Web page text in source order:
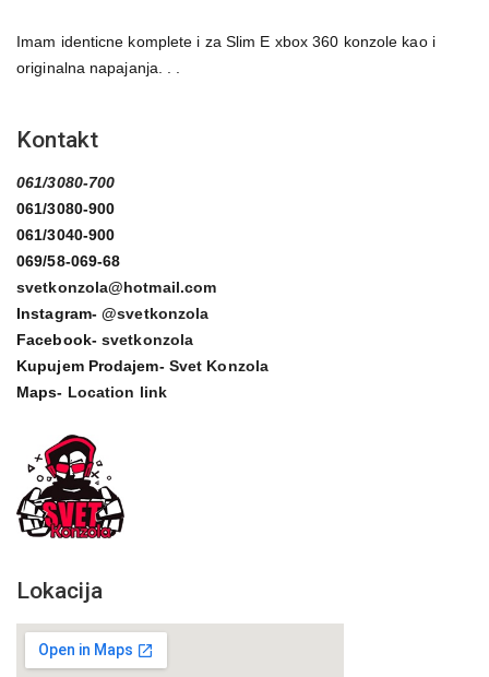
Imam identicne komplete i za Slim E xbox 360 konzole kao i
originalna napajanja. . .
Kontakt
061/3080-700
061/3080-900
061/3040-900
069/58-069-68
svetkonzola@hotmail.com
Instagram-@svetkonzola
Facebook- svetkonzola
Kupujem Prodajem- Svet Konzola
Maps- Location link
Lokacija